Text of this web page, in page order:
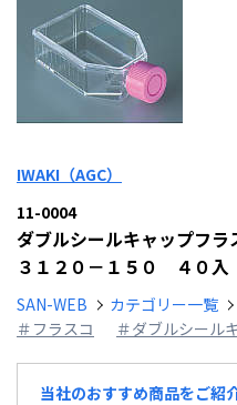
IWAKI（AGC）
11-0004
ダブルシールキャップフラ
３１２０－１５０ ４０入
SAN-WEB カテゴリー一覧
＃フラスコ
＃ダブルシール
当社のおすすめ商品をご紹